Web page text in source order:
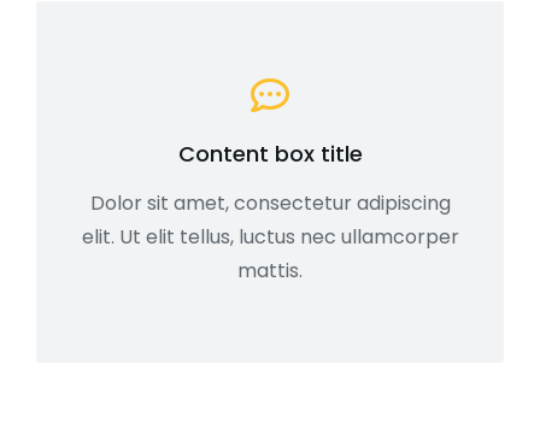
Content box title
Dolor sit amet, consectetur adipiscing
elit. Ut elit tellus, luctus nec ullamcorper
mattis.